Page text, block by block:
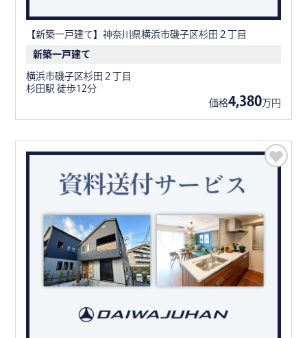
【新築一戸建て】神奈川県横浜市磯子区杉田２丁目
新築一戸建て
横浜市磯子区杉田２丁目
杉田駅 徒歩12分
価格4,380万円